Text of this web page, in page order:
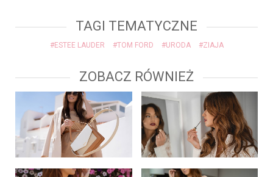
TAGI TEMATYCZNE
#ESTEE LAUDER #TOM FORD #URODA #ZIAJA
ZOBACZ RÓWNIEŻ